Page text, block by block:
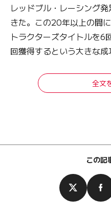
レッドブル・レーシング
きた。この20年以上の間
トラクターズタイトルを6
回獲得するという大きな成
全文
この記